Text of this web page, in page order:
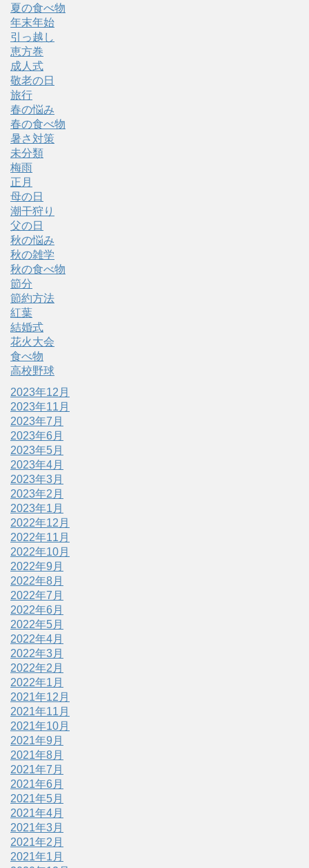
夏の食べ物
年末年始
引っ越し
恵方巻
成人式
敬老の日
旅行
春の悩み
春の食べ物
暑さ対策
未分類
梅雨
正月
母の日
潮干狩り
父の日
秋の悩み
秋の雑学
秋の食べ物
節分
節約方法
紅葉
結婚式
花火大会
食べ物
高校野球
2023年12月
2023年11月
2023年7月
2023年6月
2023年5月
2023年4月
2023年3月
2023年2月
2023年1月
2022年12月
2022年11月
2022年10月
2022年9月
2022年8月
2022年7月
2022年6月
2022年5月
2022年4月
2022年3月
2022年2月
2022年1月
2021年12月
2021年11月
2021年10月
2021年9月
2021年8月
2021年7月
2021年6月
2021年5月
2021年4月
2021年3月
2021年2月
2021年1月